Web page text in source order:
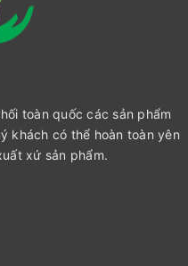
toàn quốc các sản phẩm
khách có thể hoàn toàn yên
xứ sản phẩm.